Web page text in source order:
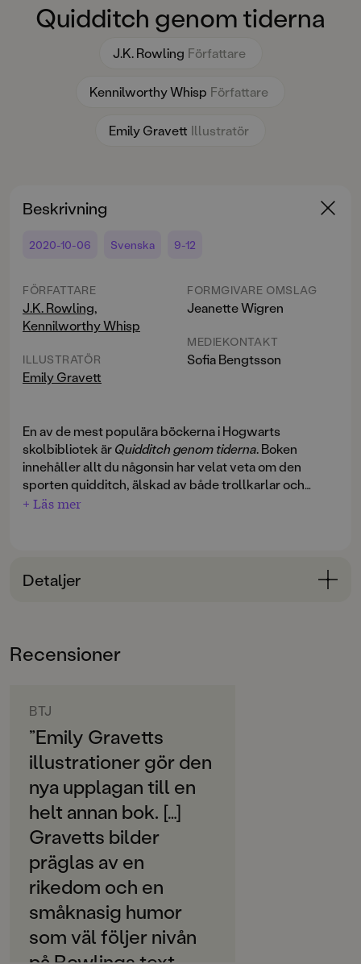
Quidditch genom tiderna
J.K. Rowling Författare
Kennilworthy Whisp Författare
Emily Gravett Illustratör
Beskrivning
2020-10-06 Svenska 9-12
FÖRFATTARE
J.K. Rowling,
Kennilworthy Whisp
ILLUSTRATÖR
Emily Gravett
FORMGIVARE OMSLAG
Jeanette Wigren
MEDIEKONTAKT
Sofia Bengtsson
En av de mest populära böckerna i Hogwarts
skolbibliotek ärQuidditch genom tiderna. Boken
innehåller allt du någonsin har velat veta om den
sporten quidditch, älskad av både trollkarlar och
mugglare: dess historia, reglerna, vad som händer om
alla Harry Potter-fans!
illustratören Emily Gravett.
+ Läs mer
Detaljer
9-12
Quidditch Through the Ages
ORIGINALSPRÅK
Engelska
ÖVERSÄTTARE
Ann Margret Forsström
SPRÅK
Svenska
PUBLICERINGSDATUM
2020-10-06
Produktion
Recensioner
BTJ
”Emily Gravetts
illustrationer gör den
nya upplagan till en
helt annan bok. […]
Gravetts bilder
präglas av en
rikedom och en
småknasig humor
som väl följer nivån